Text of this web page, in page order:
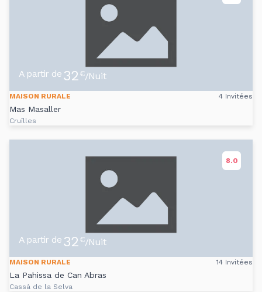
A partir de 32€/Nuit
MAISON RURALE 4 Invitées
Mas Masaller
Cruïlles
8.0
A partir de 32€/Nuit
MAISON RURALE 14 Invitées
La Pahissa de Can Abras
Cassà de la Selva